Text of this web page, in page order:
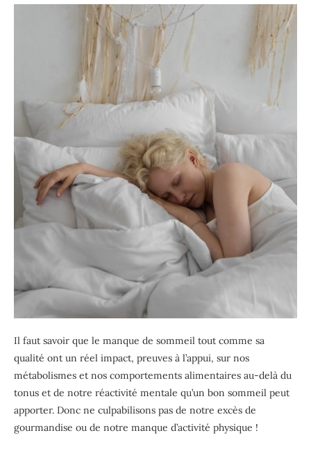
Il faut savoir que le manque de sommeil tout comme sa
qualité ont un réel impact, preuves à l’appui, sur nos
métabolismes et nos comportements alimentaires au-delà du
tonus et de notre réactivité mentale qu’un bon sommeil peut
apporter. Donc ne culpabilisons pas de notre excès de
gourmandise ou de notre manque d’activité physique !